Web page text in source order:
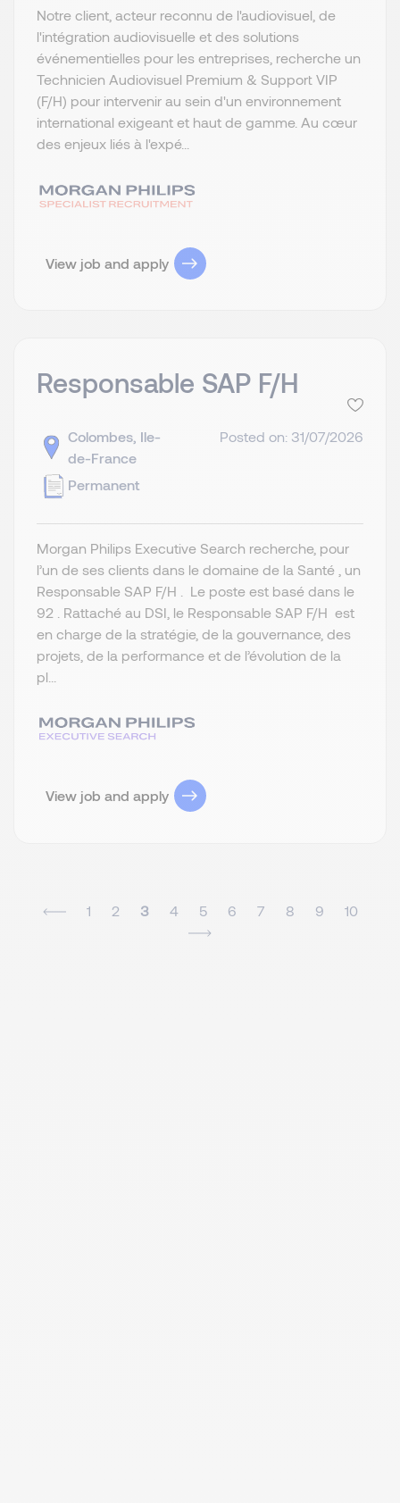
Notre client, acteur reconnu de l'audiovisuel, de
l'intégration audiovisuelle et des solutions
événementielles pour les entreprises, recherche un
Technicien Audiovisuel Premium & Support VIP
(F/H) pour intervenir au sein d'un environnement
international exigeant et haut de gamme. Au cœur
des enjeux liés à l'expé...
View job and apply
Responsable SAP F/H
Colombes, Ile-
de-France
Permanent
Posted on: 31/07/2026
Morgan Philips Executive Search recherche, pour
l’un de ses clients dans le domaine de la Santé , un
Responsable SAP F/H . Le poste est basé dans le
92 . Rattaché au DSI, le Responsable SAP F/H est
en charge de la stratégie, de la gouvernance, des
projets, de la performance et de l’évolution de la
pl...
View job and apply
1 2 3 4 5 6 7 8 9 10